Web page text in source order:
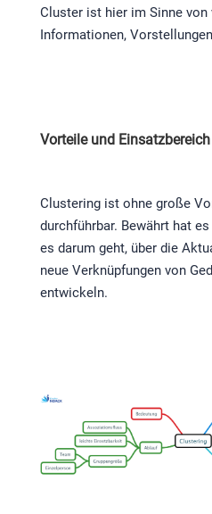
Cluster ist hier im Sinne von
Informationen,
Vorteile und Einsatzbereich
Clustering ist ohne große
durchführbar. Bewährt hat
es darum geht, über die
neue Verknüpfungen von
entwickeln.